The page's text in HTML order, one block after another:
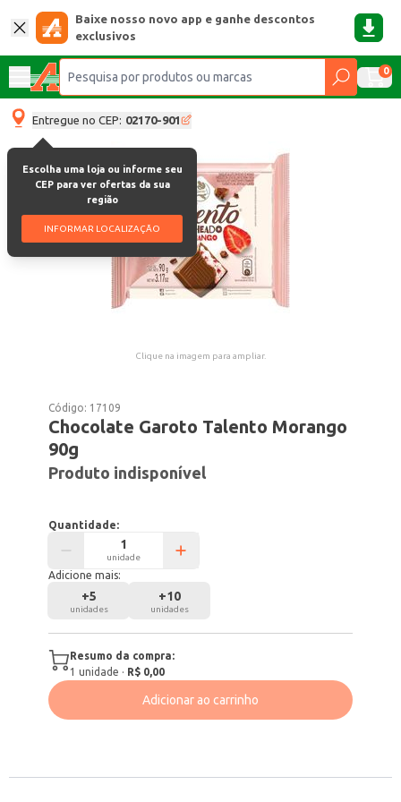
Baixe nosso novo app e ganhe descontos
exclusivos
0
Entregue no CEP: 02170-901
Escolha uma loja ou informe seu
CEP para ver ofertas da sua
região
INFORMAR LOCALIZAÇÃO
Clique na imagem para ampliar.
Código: 17109
Chocolate Garoto Talento Morango
90g
Produto indisponível
Quantidade:
unidade
Adicione mais:
+5
unidades
+10
unidades
Resumo da compra:
1 unidade · R$ 0,00
Adicionar ao carrinho